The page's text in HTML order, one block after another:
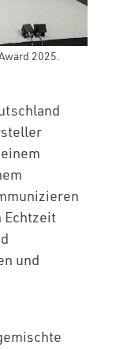
2025.
Echtzeit
und